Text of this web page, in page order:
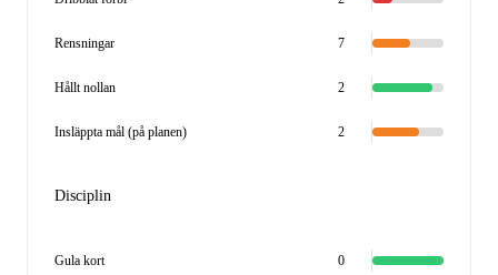
Rensningar 7
Hållt nollan 2
Insläppta mål (på planen) 2
Disciplin
Gula kort 0